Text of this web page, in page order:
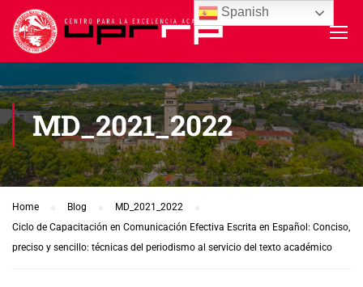
MD_2021_2022
Home Blog
MD_2021_2022
Ciclo de Capacitación en Comunicación Efectiva Escrita en Español: Conciso,
preciso y sencillo: técnicas del periodismo al servicio del texto académico
Spanish